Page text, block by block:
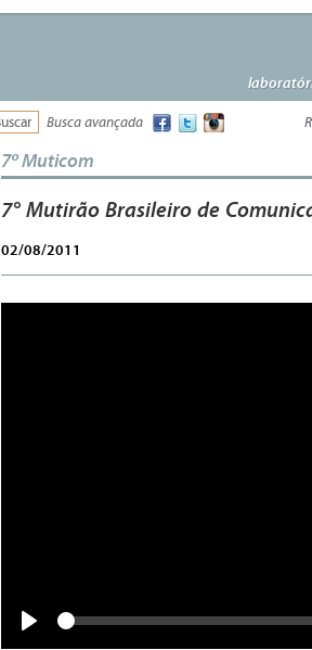
Busca avançada
7º Muticom
7° Mutirão Brasileiro de
02/08/2011
Seek